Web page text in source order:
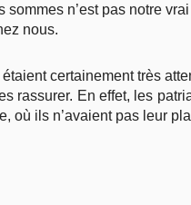
sommes n’est pas notre
nous.
certainement très
rassurer. En effet, les
où ils n’avaient pas leur